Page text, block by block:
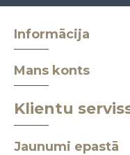
Informācija
Mans konts
Klientu
Jaunumi epastā